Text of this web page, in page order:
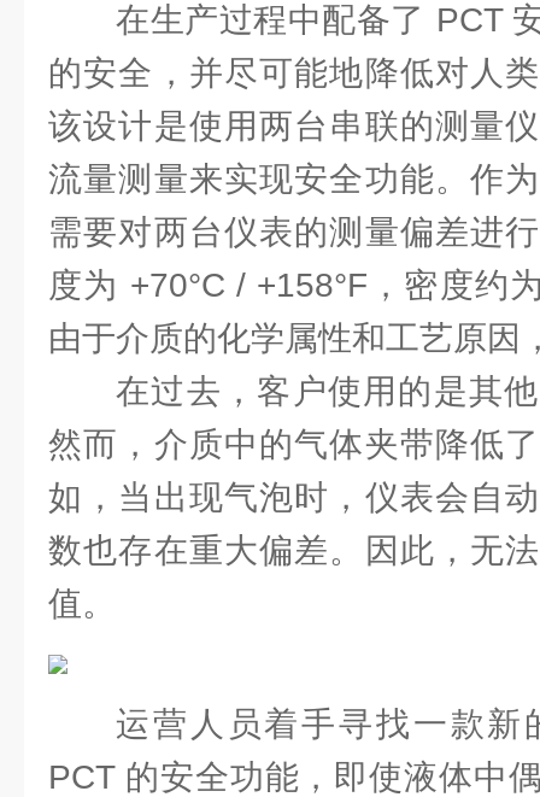
在生产过程中配备了 PCT
的安全，并尽可能地降低对人
该设计是使用两台串联的测量
流量测量来实现安全功能。作
需要对两台仪表的测量偏差进
度为 +70°C / +158°F，密度约
由于介质的化学属性和工艺原因
在过去，客户使用的是其
然而，介质中的气体夹带降低
如，当出现气泡时，仪表会自
数也存在重大偏差。因此，无
值。
运营人员着手寻找一款新
PCT 的安全功能，即使液体中